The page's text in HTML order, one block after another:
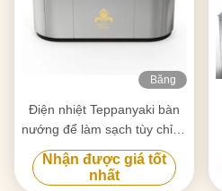
Băng
Điện nhiệt Teppanyaki bàn
nướng để làm sạch tùy chỉnh
cho nhu cầu của bạn
Nhận được giá tốt
nhất